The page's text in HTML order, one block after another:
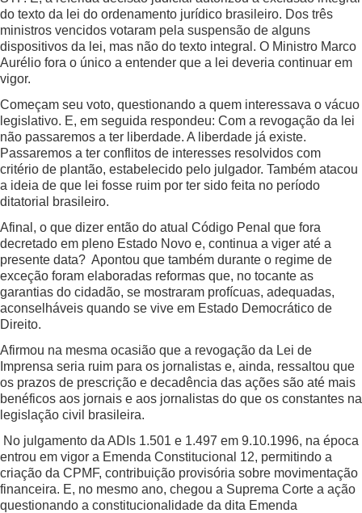
do texto da lei do ordenamento jurídico brasileiro. Dos três
ministros vencidos votaram pela suspensão de alguns
dispositivos da lei, mas não do texto integral. O Ministro Marco
Aurélio fora o único a entender que a lei deveria continuar em
vigor.
Começam seu voto, questionando a quem interessava o vácuo
legislativo. E, em seguida respondeu: Com a revogação da lei
não passaremos a ter liberdade. A liberdade já existe.
Passaremos a ter conflitos de interesses resolvidos com
critério de plantão, estabelecido pelo julgador. Também atacou
a ideia de que lei fosse ruim por ter sido feita no período
ditatorial brasileiro.
Afinal, o que dizer então do atual Código Penal que fora
decretado em pleno Estado Novo e, continua a viger até a
presente data? Apontou que também durante o regime de
exceção foram elaboradas reformas que, no tocante as
garantias do cidadão, se mostraram profícuas, adequadas,
aconselháveis quando se vive em Estado Democrático de
Direito.
Afirmou na mesma ocasião que a revogação da Lei de
Imprensa seria ruim para os jornalistas e, ainda, ressaltou que
os prazos de prescrição e decadência das ações são até mais
benéficos aos jornais e aos jornalistas do que os constantes na
legislação civil brasileira.
No julgamento da ADIs 1.501 e 1.497 em 9.10.1996, na época
entrou em vigor a Emenda Constitucional 12, permitindo a
criação da CPMF, contribuição provisória sobre movimentação
financeira. E, no mesmo ano, chegou a Suprema Corte a ação
questionando a constitucionalidade da dita Emenda